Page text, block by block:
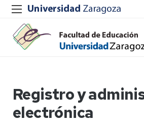
Registro y
electrónica